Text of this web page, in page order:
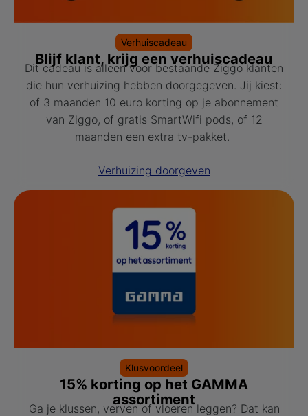
Verhuiscadeau
Blijf klant, krijg een verhuiscadeau
Dit cadeau is alleen voor bestaande Ziggo klanten
die hun verhuizing hebben doorgegeven. Jij kiest:
of 3 maanden 10 euro korting op je abonnement
van Ziggo, of gratis SmartWifi pods, of 12
maanden een extra tv-pakket.
Verhuizing doorgeven
Klusvoordeel
15% korting op het GAMMA
assortiment
Ga je klussen, verven of vloeren leggen? Dat kan